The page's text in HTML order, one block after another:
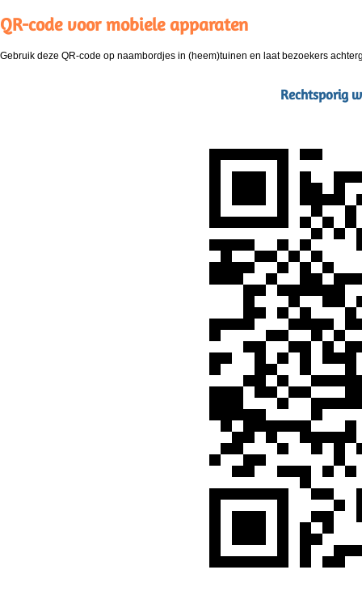
QR-code voor mobiele apparaten
Gebruik deze QR-code op naambordjes in (heem)tuinen en laat bezoekers
Rechtsporig